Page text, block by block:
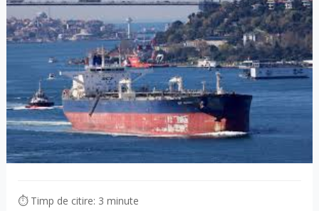
⏱ Timp de citire: 3 minute